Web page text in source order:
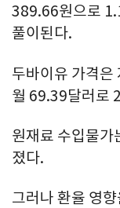
389.66원으로
풀이된다.
두바이유 가격
월 69.39달러로
원재료 수입물가
졌다.
그러나 환율 영